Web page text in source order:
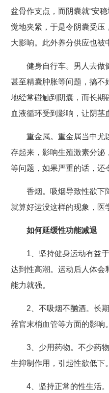
盆骨作支点，而阴囊就“安
觉地夹紧，于是令阴囊受压
大影响。此外养分供应也被
健身自行车。男人去做
甚至精囊肿胀等问题，搞不
地经常碰触到阴囊，而长期
血液循环受到影响，让阴
重金属。重金属当中尤
存起来，影响生殖激素分泌
等问题，如果严重的话，还
香烟。吸烟导致性欲下
就算好运没这样的现象，医
如何延缓性功能减退
1、坚持健身运动有益
达到性高潮。运动后人体会
能力就强。
2、不吸烟不酗酒。长
器官末梢血管等方面的影响。
3、少用药物。不少药
生抑制作用，引起性欲低下。
4、坚持正常的性生活